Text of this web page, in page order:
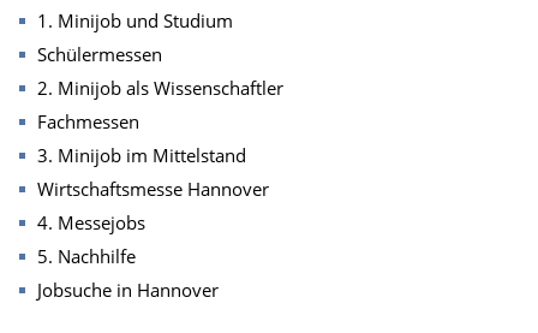
1. Minijob und Studium
Schülermessen
2. Minijob als Wissenschaftler
Fachmessen
3. Minijob im Mittelstand
Wirtschaftsmesse Hannover
4. Messejobs
5. Nachhilfe
Jobsuche in Hannover